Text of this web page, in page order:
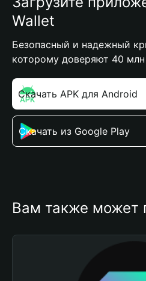
Wallet
Безопасный и надежный
которому доверяют 40 млн
Скачать APK для Android
Скачать из Google Play
Вам также может